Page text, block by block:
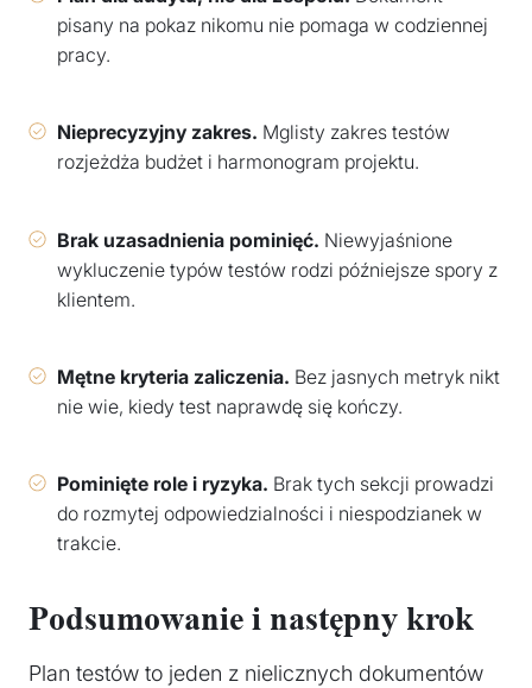
pisany na pokaz nikomu nie pomaga w codziennej
pracy.
Nieprecyzyjny zakres. Mglisty zakres testów
rozjeżdża budżet i harmonogram projektu.
Brak uzasadnienia pominięć. Niewyjaśnione
wykluczenie typów testów rodzi późniejsze spory z
klientem.
Mętne kryteria zaliczenia. Bez jasnych metryk nikt
nie wie, kiedy test naprawdę się kończy.
Pominięte role i ryzyka. Brak tych sekcji prowadzi
do rozmytej odpowiedzialności i niespodzianek w
trakcie.
Podsumowanie i następny krok
Plan testów to jeden z nielicznych dokumentów